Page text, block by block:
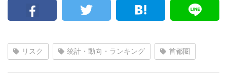
リスク 統計・動向・ランキング 首都圏